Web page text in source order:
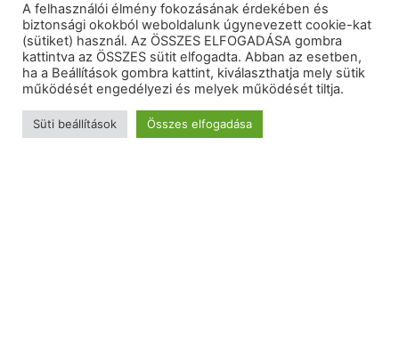
A felhasználói élmény fokozásának érdekében és
biztonsági okokból weboldalunk úgynevezett cookie-kat
(sütiket) használ. Az ÖSSZES ELFOGADÁSA gombra
kattintva az ÖSSZES sütit elfogadta. Abban az esetben,
ha a Beállítások gombra kattint, kiválaszthatja mely sütik
működését engedélyezi és melyek működését tiltja.
Süti beállítások Összes elfogadása